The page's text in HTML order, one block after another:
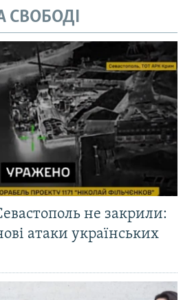
СВОБОДІ
не закрили:
атаки українських